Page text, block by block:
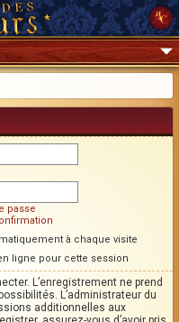
passe
à chaque visite
ligne pour cette session
L’enregistrement ne prend
L’administrateur du
additionnelles aux